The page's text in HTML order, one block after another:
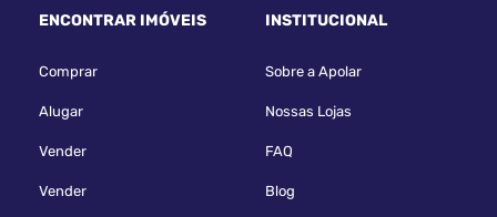
ENCONTRAR IMÓVEIS
Comprar
Alugar
Vender
Vender
INSTITUCIONAL
Sobre a Apolar
Nossas Lojas
FAQ
Blog